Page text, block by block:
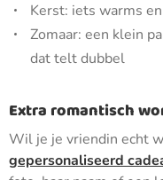
Kerst: iets warms
Zomaar: een klein
dat telt dubbel
Extra romantisch
Wil je je vriendin echt
gepersonaliseerd